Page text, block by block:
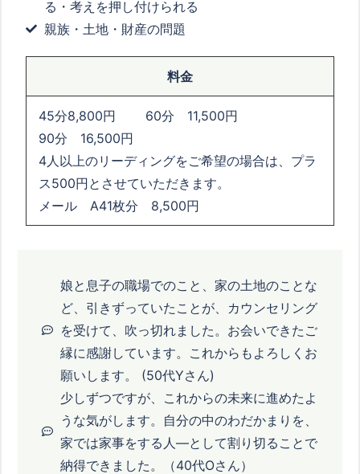
る・考えを押し付けられる
親族・土地・財産の問題
料金
45分8,800円 60分 11,500円
90分 16,500円
4人以上のリーディングをご希望の場合は、プラ
ス500円とさせていただきます。
メール A41枚分 8,500円
娘と息子の職場でのこと、家の土地のことな
ど、引きずっていたことが、カウンセリング
を受けて、吹っ切れました。お会いできたご
縁に感謝しています。これからもよろしくお
願いします。 (50代Yさん)
少しずつですが、これからの未来に進めたよ
うな気がします。自分の中のわだかまりを、
家では家事をする人―として割り切ることで
納得できました。（40代Oさん）